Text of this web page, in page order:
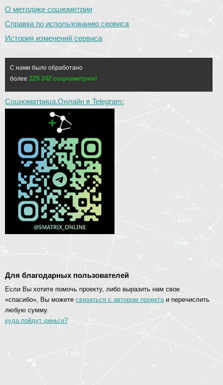
О методике социометрии
Справка по использованию сервиса
История изменений сервиса
С нами было обработано
более 229 242 социометрии!
Социоматрица.Онлайн в Telegram:
Для благодарных пользователей
Если Вы хотите помочь проекту, либо выразить нам свое
«спасибо», Вы можете связаться с автором проектаи перечислить
любую сумму.
куда пойдут деньги?